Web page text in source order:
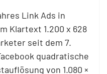
Link Ads in
Klartext 1.200 x 628
seit dem 7.
quadratische
von 1.080 ×